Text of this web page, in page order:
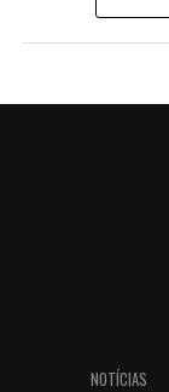
NOTÍCIAS